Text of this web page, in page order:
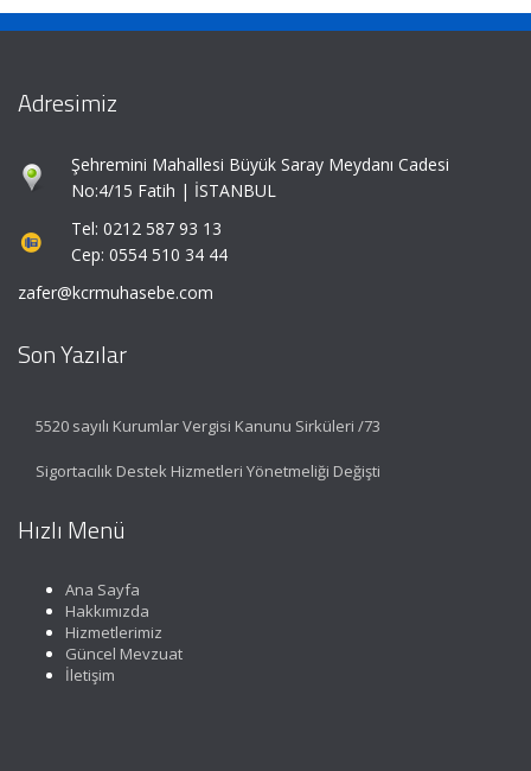
Adresimiz
Şehremini Mahallesi Büyük Saray Meydanı Cadesi
No:4/15 Fatih | İSTANBUL
Tel: 0212 587 93 13
Cep: 0554 510 34 44
zafer@kcrmuhasebe.com
Son Yazılar
5520 sayılı Kurumlar Vergisi Kanunu Sirküleri /73
Sigortacılık Destek Hizmetleri Yönetmeliği Değişti
Hızlı Menü
Ana Sayfa
Hakkımızda
Hizmetlerimiz
Güncel Mevzuat
İletişim